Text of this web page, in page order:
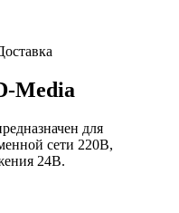
Media
для
сети 220В,
24В.